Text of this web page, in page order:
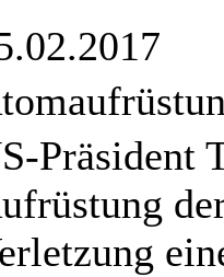
Präsident